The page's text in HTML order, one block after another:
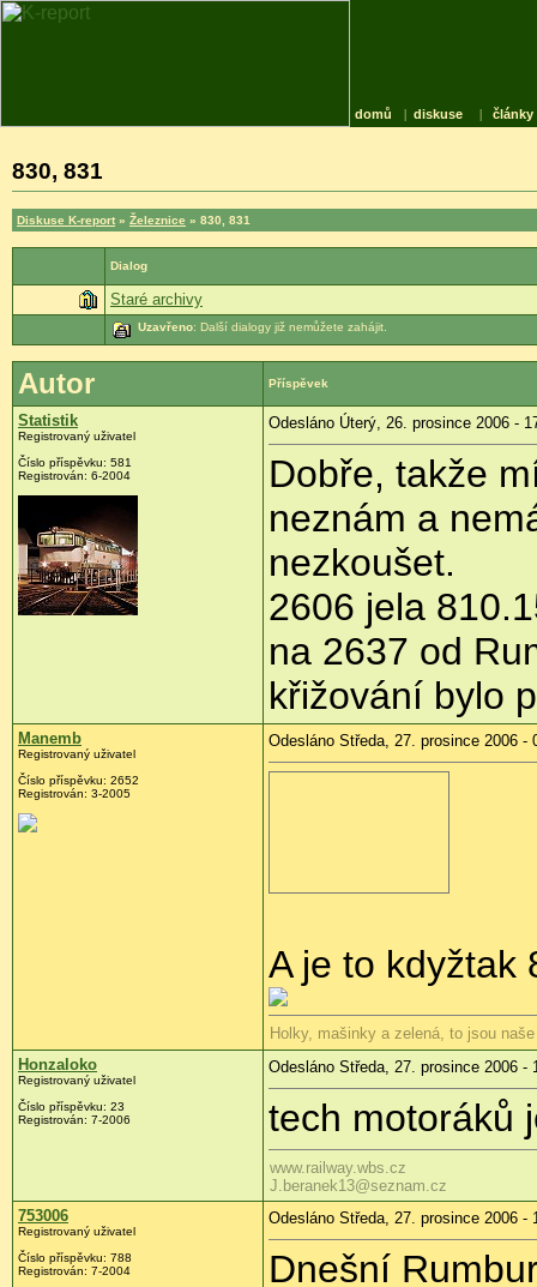
domů | diskuse | články
830, 831
Diskuse K-report » Železnice » 830, 831
Dialog
Staré archivy
Uzavřeno: Další dialogy již nemůžete zahájit.
Autor Příspěvek
Statistik
Registrovaný uživatel
Číslo příspěvku: 581
Registrován: 6-2004
Odesláno Úterý, 26. prosince 2006 -
Dobře, takže
neznám a
nezkoušet.
2606 jela
na 2637 od
křižování bylo
Manemb
Registrovaný uživatel
Číslo příspěvku: 2652
Registrován: 3-2005
Odesláno Středa, 27. prosince 2006 -
A je to kdyžtak
Holky, mašinky a zelená, to jsou
Honzaloko
Registrovaný uživatel
Číslo příspěvku: 23
Registrován: 7-2006
Odesláno Středa, 27. prosince 2006 -
tech motoráků
www.railway.wbs.cz
J.beranek13@seznam.cz
753006
Registrovaný uživatel
Číslo příspěvku: 788
Registrován: 7-2004
Odesláno Středa, 27. prosince 2006 -
Dnešní